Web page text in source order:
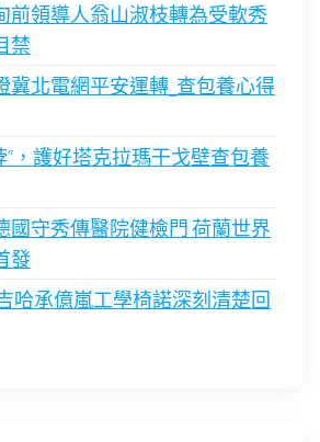
前領導人翁山淑枝轉為受軟秀
禁
冀北電網平安運轉_查包養心得
”，護好塔克拉瑪干戈壁查包養
國守秀傳醫院健檢門 荷蘭世界
發
哈承億嵐工學椅諾深刻清楚回